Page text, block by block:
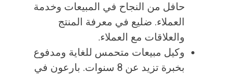
حافل من النجاح في المبيعات وخدمة
العملاء. ضليع في معرفة المنتج
والعلاقات مع العملاء.
وكيل مبيعات متحمس للغاية ومدفوع
بخبرة تزيد عن 8 سنوات. بارعون في